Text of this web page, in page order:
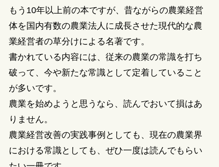
もう10年以上前の本ですが、昔ながらの農業経営
体を国内有数の農業法人に成長させた現代的な農
業経営者の草分けによる名著です。
書かれている内容には、従来の農業の常識を打ち
破って、今や新たな常識として定着していること
が多いです。
農業を始めようと思うなら、読んでおいて損はあ
りません。
農業経営改善の実践事例としても、現在の農業界
における常識としても、ぜひ一度は読んでもらい